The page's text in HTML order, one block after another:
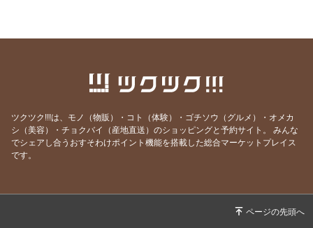
6/20-21開催｜関東4部AB・東海1部・関西2C・
て！
2026/06/20 6/13-14開催｜関東3部ABC,4部E、九州リーグ
ツクツク!!!は、モノ（物販）・コト（体験）・ゴチソウ（グルメ）・オメカ
シ（美容）・チョクバイ（産地直送）のショッピングと予約サイト。
みんな
でシェアし合うおすそわけポイント機能を搭載した総合マーケットプレイス
です。